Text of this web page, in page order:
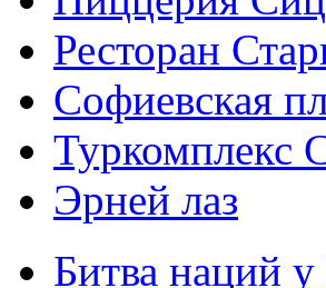
Ресторан
Софиевская
Туркомплекс
Эрней лаз
Битва наций